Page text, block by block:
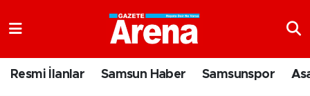
Resmi İlanlar Samsun Haber Samsunspor